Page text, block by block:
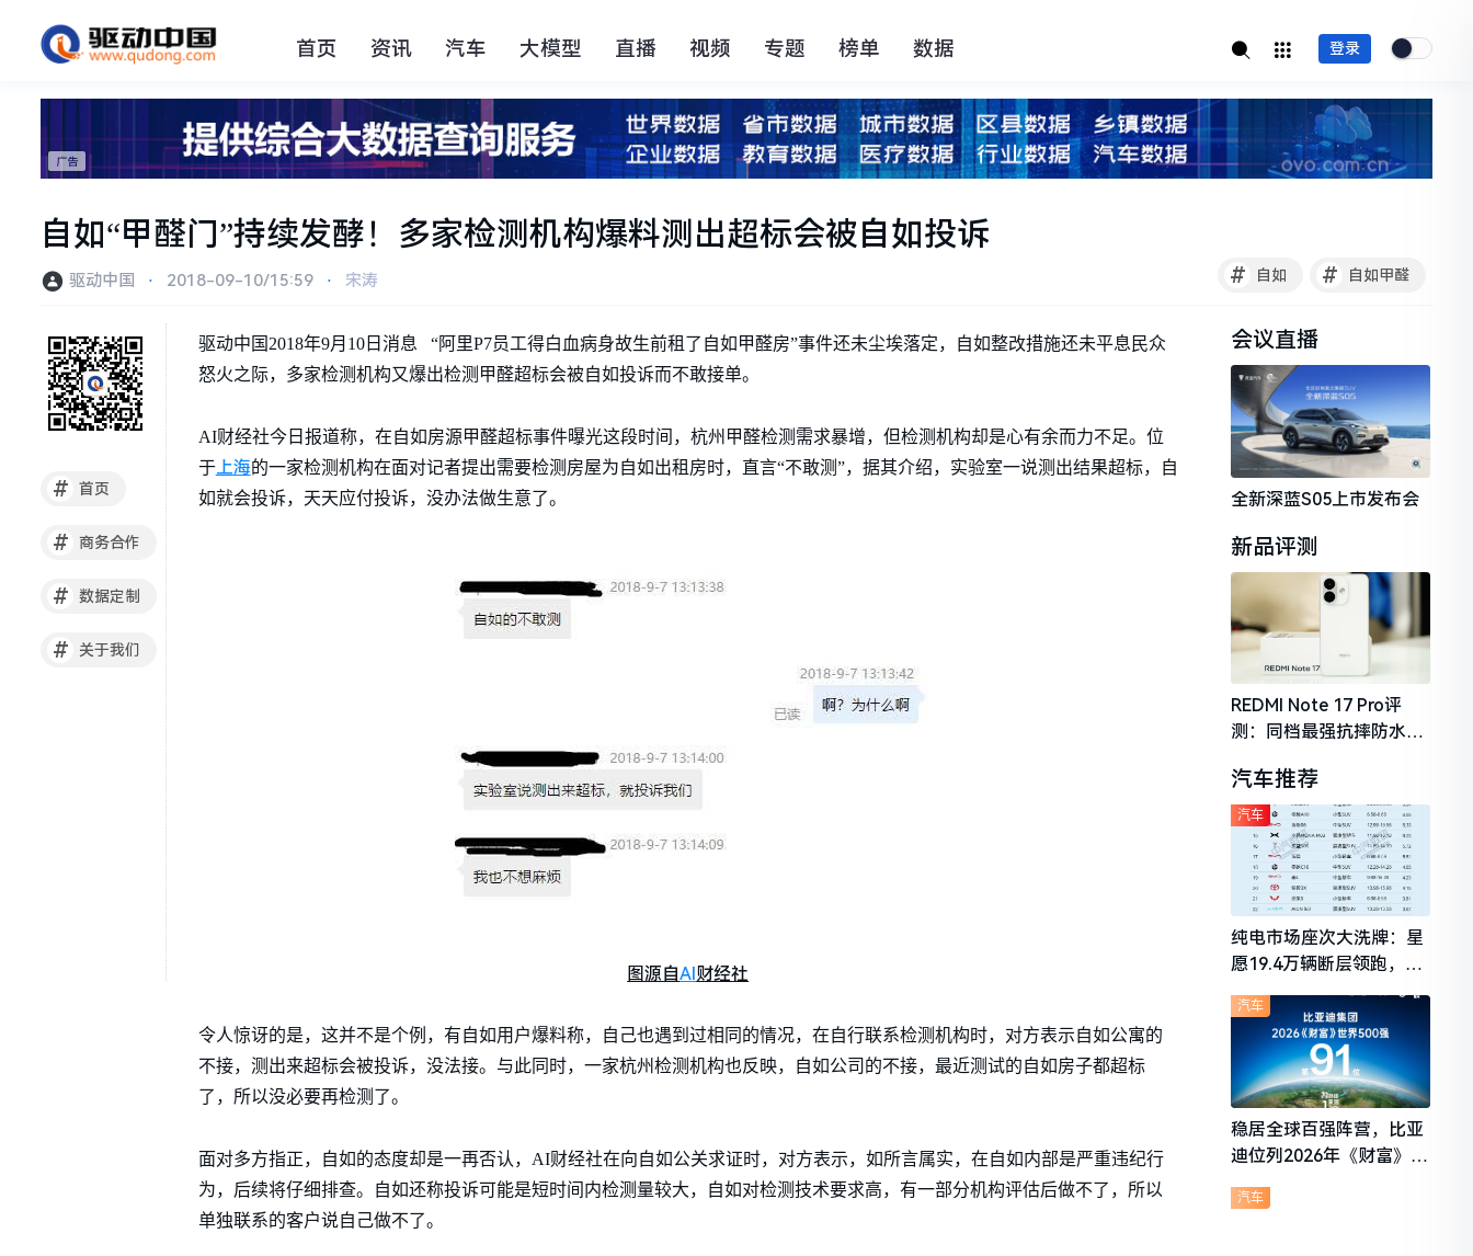
首页 资讯 汽车 大模型 直播 视频 专题 榜单 数据 登录
自如“甲醛门”持续发酵！多家检测机构爆料测出超标会被自如投诉
# 自如 # 自如甲醛
驱动中国 ⋅ 2018-09-10/15:59 ⋅ 宋涛
# 首页
# 商务合作
# 数据定制
# 关于我们
驱动中国2018年9月10日消息 “阿里P7员工得白血病身故生前租了自如甲醛房”事件还未尘埃落定，自如整改措施还未平息民众
怒火之际，多家检测机构又爆出检测甲醛超标会被自如投诉而不敢接单。
AI财经社今日报道称，在自如房源甲醛超标事件曝光这段时间，杭州甲醛检测需求暴增，但检测机构却是心有余而力不足。位
于上海的一家检测机构在面对记者提出需要检测房屋为自如出租房时，直言“不敢测”，据其介绍，实验室一说测出结果超标，自
如就会投诉，天天应付投诉，没办法做生意了。
图源自AI财经社
令人惊讶的是，这并不是个例，有自如用户爆料称，自己也遇到过相同的情况，在自行联系检测机构时，对方表示自如公寓的
不接，测出来超标会被投诉，没法接。与此同时，一家杭州检测机构也反映，自如公司的不接，最近测试的自如房子都超标
了，所以没必要再检测了。
面对多方指正，自如的态度却是一再否认，AI财经社在向自如公关求证时，对方表示，如所言属实，在自如内部是严重违纪行
为，后续将仔细排查。自如还称投诉可能是短时间内检测量较大，自如对检测技术要求高，有一部分机构评估后做不了，所以
单独联系的客户说自己做不了。
会议直播
全新深蓝S05上市发布会
新品评测
REDMI Note 17 Pro评
测：同档最强抗摔防水，
守门员
汽车推荐
纯电市场座次大洗牌：星
愿19.4万辆断层领跑，理
想i6成最强黑马
汽车
稳居全球百强阵营，比亚
迪位列2026年《财富》世
汽车
汽车